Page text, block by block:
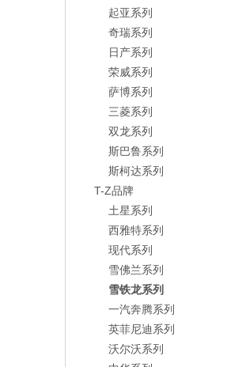
起亚系列
奇瑞系列
日产系列
荣威系列
萨博系列
三菱系列
双龙系列
斯巴鲁系列
斯柯达系列
T-Z品牌
土星系列
西雅特系列
现代系列
雪佛兰系列
雪铁龙系列
一汽奔腾系列
英菲尼迪系列
沃尔沃系列